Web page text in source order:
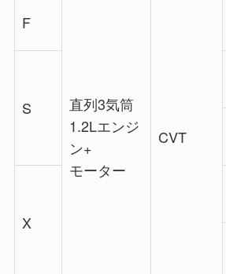
F
直列3気筒
1.2Lエンジ
ン+
モーター
CVT
S
X